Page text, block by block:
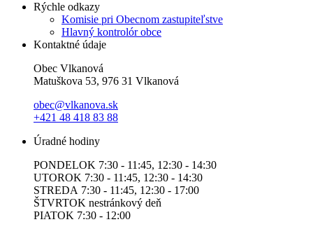
Rýchle odkazy
Komisie pri Obecnom zastupiteľstve
Hlavný kontrolór obce
Kontaktné údaje
Obec Vlkanová
Matuškova 53, 976 31 Vlkanová
obec@vlkanova.sk
+421 48 418 83 88
Úradné hodiny
PONDELOK 7:30 - 11:45, 12:30 - 14:30
UTOROK 7:30 - 11:45, 12:30 - 14:30
STREDA 7:30 - 11:45, 12:30 - 17:00
ŠTVRTOK nestránkový deň
PIATOK 7:30 - 12:00